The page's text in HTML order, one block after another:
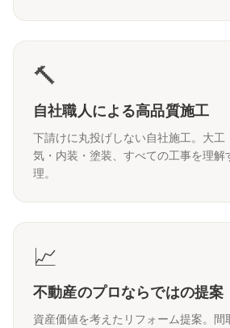
🔨
自社職人による高品質施工
下請けに丸投げしない自社施工。大工
気・内装・塗装、すべての工事を理解
理。
📈
不動産のプロならではの提案
資産価値を考えたリフォーム提案。間